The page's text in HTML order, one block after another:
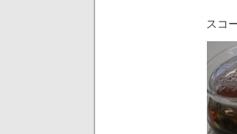
スコ